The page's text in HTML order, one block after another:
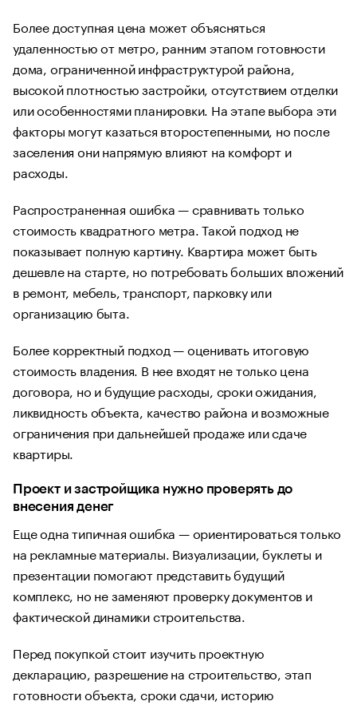
Более доступная цена может объясняться
удаленностью от метро, ранним этапом готовности
дома, ограниченной инфраструктурой района,
высокой плотностью застройки, отсутствием отделки
или особенностями планировки. На этапе выбора эти
факторы могут казаться второстепенными, но после
заселения они напрямую влияют на комфорт и
расходы.
Распространенная ошибка — сравнивать только
стоимость квадратного метра. Такой подход не
показывает полную картину. Квартира может быть
дешевле на старте, но потребовать больших вложений
в ремонт, мебель, транспорт, парковку или
организацию быта.
Более корректный подход — оценивать итоговую
стоимость владения. В нее входят не только цена
договора, но и будущие расходы, сроки ожидания,
ликвидность объекта, качество района и возможные
ограничения при дальнейшей продаже или сдаче
квартиры.
Проект и застройщика нужно проверять до
внесения денег
Еще одна типичная ошибка — ориентироваться только
на рекламные материалы. Визуализации, буклеты и
презентации помогают представить будущий
комплекс, но не заменяют проверку документов и
фактической динамики строительства.
Перед покупкой стоит изучить проектную
декларацию, разрешение на строительство, этап
готовности объекта, сроки сдачи, историю